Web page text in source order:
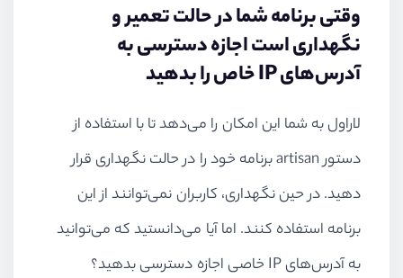
وقتی برنامه شما در حالت تعمیر و
نگهداری است اجازه دسترسی به
آدرس‌هایIPخاص را بدهید
لاراول به شما این امکان را می‌دهد تا با استفاده از
دستورartisanبرنامه خود را در حالت نگهداری قرار
دهید. در حین نگهداری، کاربران نمی‌توانند از این
برنامه استفاده کنند. اما آیا می‌دانستید که می‌توانید
به آدرس‌هایIP خاصی اجازه دسترسی بدهید؟